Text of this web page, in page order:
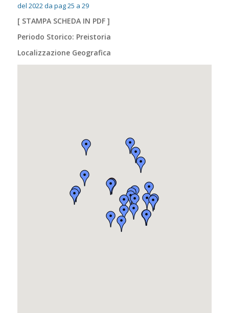
del 2022 da pag 25 a 29
[ STAMPA SCHEDA IN PDF]
Periodo Storico: Preistoria
Localizzazione Geografica